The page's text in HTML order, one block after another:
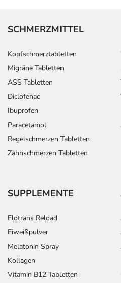
SCHMERZMITTEL
Kopfschmerztabletten
Migräne Tabletten
ASS Tabletten
Diclofenac
Ibuprofen
Paracetamol
Regelschmerzen Tabletten
Zahnschmerzen Tabletten
SUPPLEMENTE
Elotrans Reload
Eiweißpulver
Melatonin Spray
Kollagen
Vitamin B12 Tabletten